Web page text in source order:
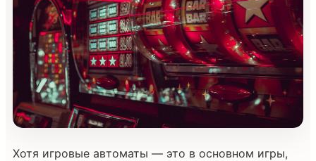
Хотя игровые автоматы — это в основном игры,